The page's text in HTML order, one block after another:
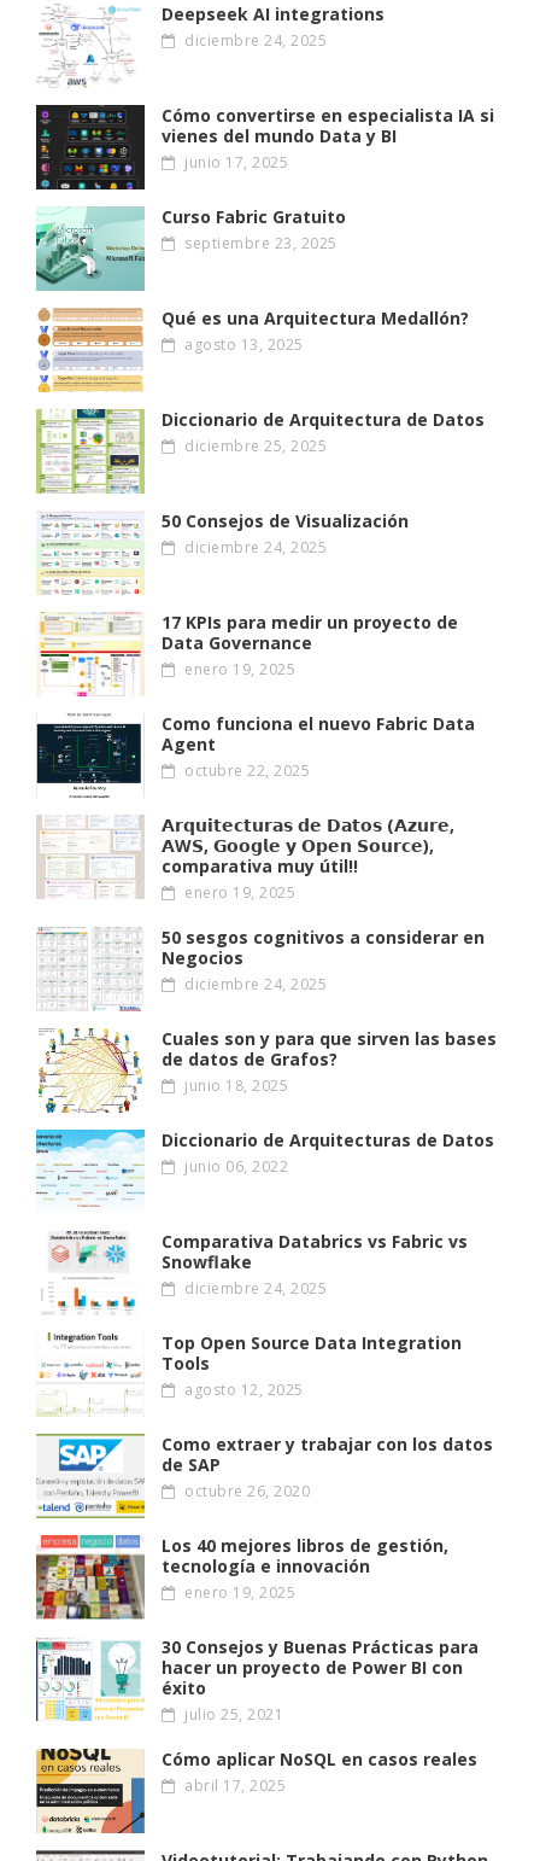
Deepseek AI integrations
diciembre 24, 2025
Cómo convertirse en especialista IA si
vienes del mundo Data y BI
junio 17, 2025
Curso Fabric Gratuito
septiembre 23, 2025
Qué es una Arquitectura Medallón?
agosto 13, 2025
Diccionario de Arquitectura de Datos
diciembre 25, 2025
50 Consejos de Visualización
diciembre 24, 2025
17 KPIs para medir un proyecto de
Data Governance
enero 19, 2025
Como funciona el nuevo Fabric Data
Agent
octubre 22, 2025
𝗔𝗿𝗾𝘂𝗶𝘁𝗲𝗰𝘁𝘂𝗿𝗮𝘀 𝗱𝗲 𝗗𝗮𝘁𝗼𝘀 (𝗔𝘇𝘂𝗿𝗲,
𝗔W𝗦, 𝗚𝗼𝗼𝗴𝗹𝗲 𝘆 𝗢𝗽𝗲𝗻 𝗦𝗼𝘂𝗿𝗰𝗲),
comparativa muy útil!!
enero 19, 2025
50 sesgos cognitivos a considerar en
Negocios
diciembre 24, 2025
Cuales son y para que sirven las bases
de datos de Grafos?
junio 18, 2025
Diccionario de Arquitecturas de Datos
junio 06, 2022
Comparativa Databrics vs Fabric vs
Snowflake
diciembre 24, 2025
Top Open Source Data Integration
Tools
agosto 12, 2025
Como extraer y trabajar con los datos
de SAP
octubre 26, 2020
Los 40 mejores libros de gestión,
tecnología e innovación
enero 19, 2025
30 Consejos y Buenas Prácticas para
hacer un proyecto de Power BI con
éxito
julio 25, 2021
Cómo aplicar NoSQL en casos reales
abril 17, 2025